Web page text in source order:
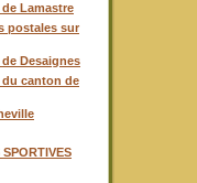
Lamastre
postales sur
Desaignes
canton de